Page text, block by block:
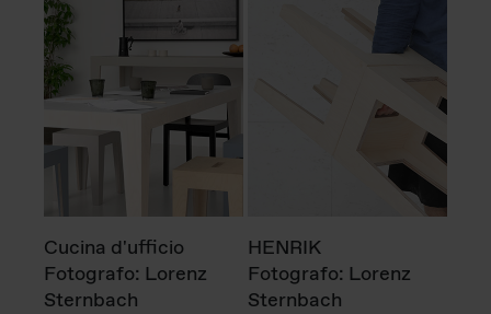
Cucina d'ufficio
Fotografo: Lorenz
Sternbach
HENRIK
Fotografo: Lorenz
Sternbach